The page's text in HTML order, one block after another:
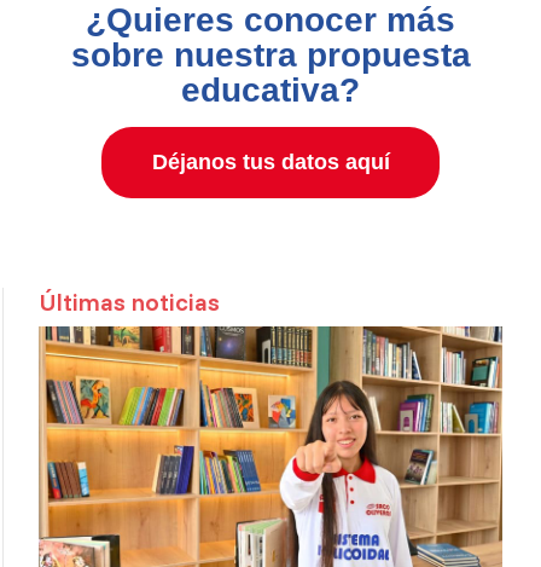
¿Quieres conocer más
sobre nuestra propuesta
educativa?
Déjanos tus datos aquí
Últimas noticias